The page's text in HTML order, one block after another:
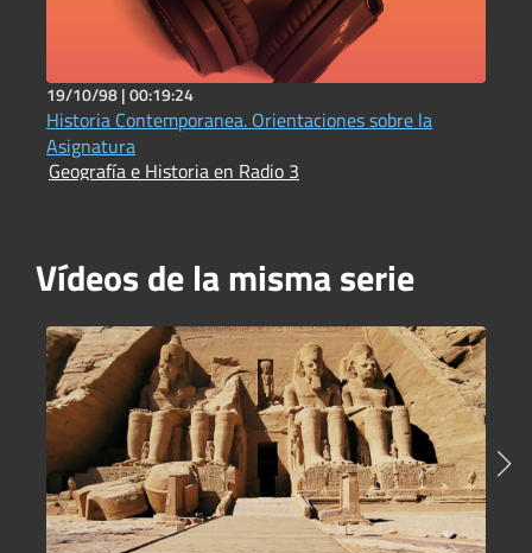
19/10/98 |00:19:24
Historia Contemporanea. Orientaciones sobre la
Asignatura
Geografía e Historia en Radio 3
Vídeos de la misma serie